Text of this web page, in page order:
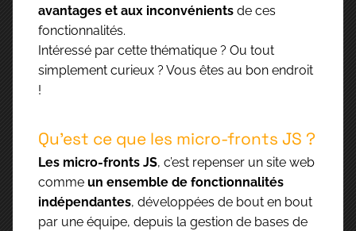
avantages et aux inconvénients de ces
fonctionnalités.
Intéressé par cette thématique ? Ou tout
simplement curieux ? Vous êtes au bon endroit
!
Qu’est ce que les micro-fronts JS ?
Les micro-fronts JS, c’est repenser un site web
comme un ensemble de fonctionnalités
indépendantes, développées de bout en bout
par une équipe, depuis la gestion de bases de